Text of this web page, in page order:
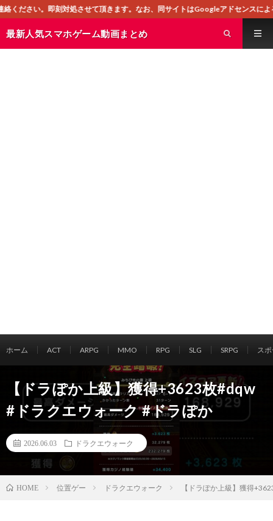
せて頂きます。なお、同サイトはGoogleアドセンスによる広告を掲載してお
最新人気スマホゲーム動画まとめ
ホーム ACT ARPG MMO RPG SLG SRPG ス
【ドラぽか上級】獲得+3623枚#dqw
#ドラクエウォーク #ドラぽか
2026.06.03 ドラクエウォーク
HOME 位置ゲー ドラクエウォーク 【ドラぽか上級】獲得